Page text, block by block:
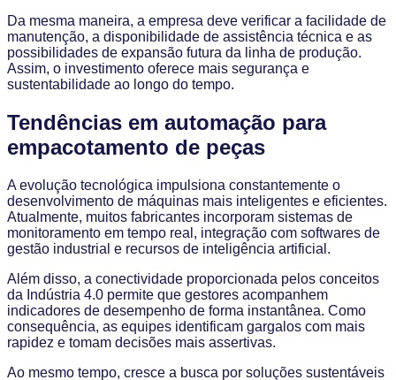
Da mesma maneira, a empresa deve verificar a facilidade de
manutenção, a disponibilidade de assistência técnica e as
possibilidades de expansão futura da linha de produção.
Assim, o investimento oferece mais segurança e
sustentabilidade ao longo do tempo.
Tendências em automação para
empacotamento de peças
A evolução tecnológica impulsiona constantemente o
desenvolvimento de máquinas mais inteligentes e eficientes.
Atualmente, muitos fabricantes incorporam sistemas de
monitoramento em tempo real, integração com softwares de
gestão industrial e recursos de inteligência artificial.
Além disso, a conectividade proporcionada pelos conceitos
da Indústria 4.0 permite que gestores acompanhem
indicadores de desempenho de forma instantânea. Como
consequência, as equipes identificam gargalos com mais
rapidez e tomam decisões mais assertivas.
Ao mesmo tempo, cresce a busca por soluções sustentáveis